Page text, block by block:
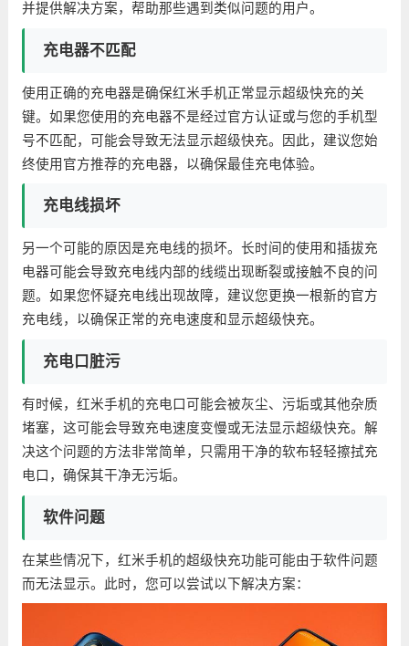
并提供解决方案，帮助那些遇到类似问题的用户。
充电器不匹配
使用正确的充电器是确保红米手机正常显示超级快充的关
键。如果您使用的充电器不是经过官方认证或与您的手机型
号不匹配，可能会导致无法显示超级快充。因此，建议您始
终使用官方推荐的充电器，以确保最佳充电体验。
充电线损坏
另一个可能的原因是充电线的损坏。长时间的使用和插拔充
电器可能会导致充电线内部的线缆出现断裂或接触不良的问
题。如果您怀疑充电线出现故障，建议您更换一根新的官方
充电线，以确保正常的充电速度和显示超级快充。
充电口脏污
有时候，红米手机的充电口可能会被灰尘、污垢或其他杂质
堵塞，这可能会导致充电速度变慢或无法显示超级快充。解
决这个问题的方法非常简单，只需用干净的软布轻轻擦拭充
电口，确保其干净无污垢。
软件问题
在某些情况下，红米手机的超级快充功能可能由于软件问题
而无法显示。此时，您可以尝试以下解决方案：